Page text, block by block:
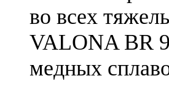
во всех
VALONA BR
медных